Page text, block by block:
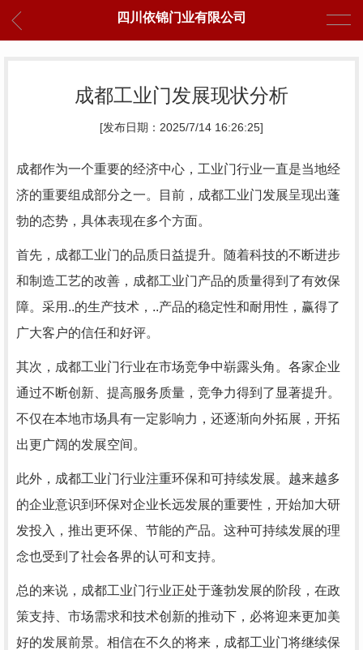
四川依锦门业有限公司
成都工业门发展现状分析
[发布日期：2025/7/14 16:26:25]
成都作为一个重要的经济中心，工业门行业一直是当地经
济的重要组成部分之一。目前，成都工业门发展呈现出蓬
勃的态势，具体表现在多个方面。
首先，成都工业门的品质日益提升。随着科技的不断进步
和制造工艺的改善，成都工业门产品的质量得到了有效保
障。采用..的生产技术，..产品的稳定性和耐用性，赢得了
广大客户的信任和好评。
其次，成都工业门行业在市场竞争中崭露头角。各家企业
通过不断创新、提高服务质量，竞争力得到了显著提升。
不仅在本地市场具有一定影响力，还逐渐向外拓展，开拓
出更广阔的发展空间。
此外，成都工业门行业注重环保和可持续发展。越来越多
的企业意识到环保对企业长远发展的重要性，开始加大研
发投入，推出更环保、节能的产品。这种可持续发展的理
念也受到了社会各界的认可和支持。
总的来说，成都工业门行业正处于蓬勃发展的阶段，在政
策支持、市场需求和技术创新的推动下，必将迎来更加美
好的发展前景。相信在不久的将来，成都工业门将继续保